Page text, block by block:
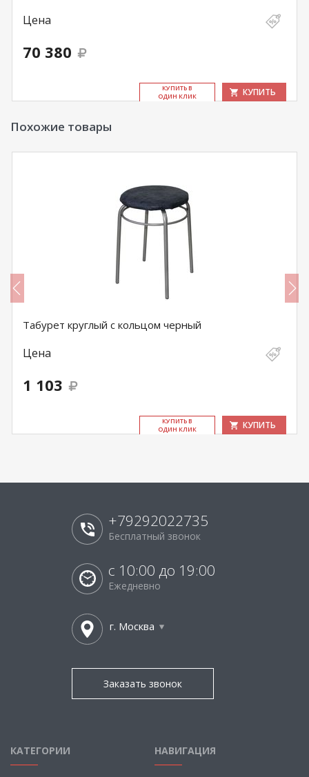
Цена
70 380
КУ­ПИТЬ В
ОДИН КЛИК
КУПИТЬ
Похожие товары
Табурет круглый с кольцом черный
Цена
1 103
КУ­ПИТЬ В
ОДИН КЛИК
КУПИТЬ
+79292022735
Бесплатный звонок
с 10:00 до 19:00
Ежедневно
г. Москва
Заказать звонок
КАТЕГОРИИ НАВИГАЦИЯ